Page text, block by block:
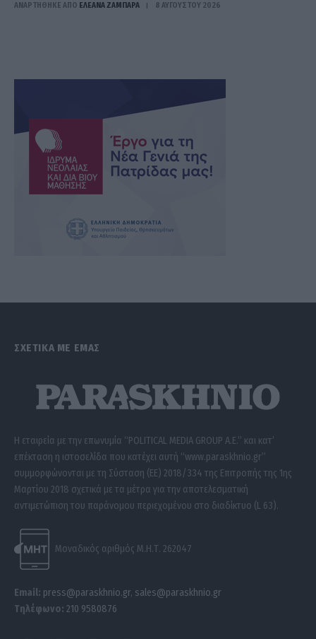
ΑΝΑΡΤΗΘΗΚΕ ΑΠΟ ΕΛΕΑΝΑ ΖΑΜΠΑΡΑ 8 ΑΥΓΟΎΣΤΟΥ 2026
ΣΧΕΤΙΚΑ ΜΕ ΕΜΑΣ
Η εταιρεία με την επωνυμία “POLITICAL MEDIA GROUP A.E.” και κατ’
επέκταση η ιστοσελίδα που κατέχει αυτή “www.paraskhnio.gr”
συμμορφώνονται με τη Σύσταση (ΕΕ) 2018/334 της Επιτροπής της 1ης
Μαρτίου 2018 σχετικά με τα μέτρα για την αποτελεσματική
αντιμετώπιση του παράνομου περιεχομένου στο διαδίκτυο (L 63).
Μοναδικός αριθμός Μ.Η.Τ. 262047
Email: press@paraskhnio.gr, sales@paraskhnio.gr
Τηλέφωνο: 210 9580876